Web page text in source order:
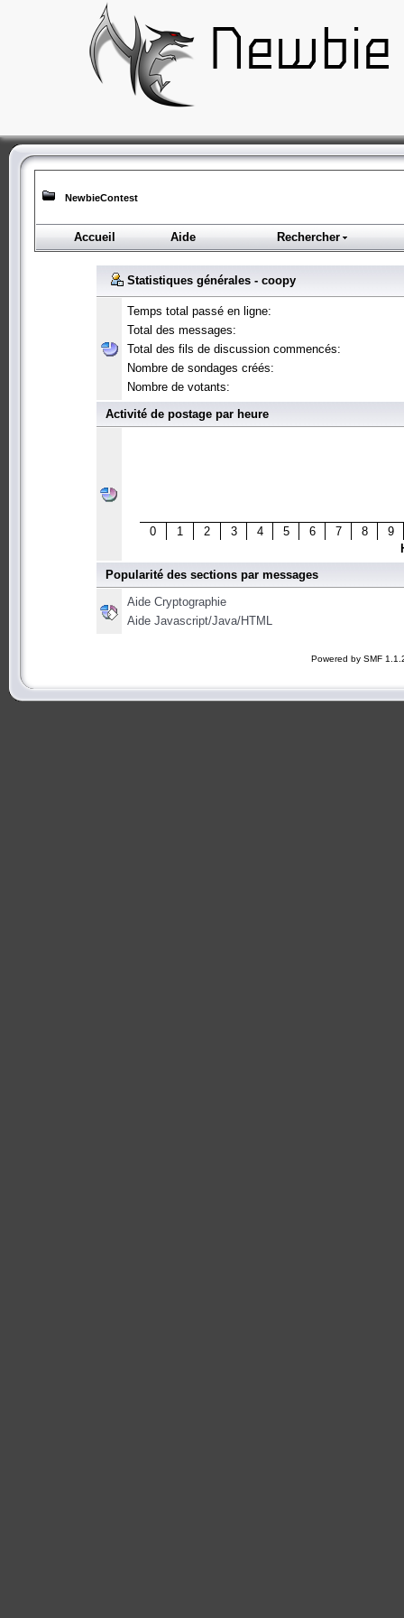
NewbieContest
Accueil Aide Rechercher
Statistiques générales - coopy
Temps total passé en ligne:
Total des messages:
Total des fils de discussion commencés:
Nombre de sondages créés:
Nombre de votants:
Activité de postage par heure
0 1 2 3 4 5 6 7 8
9
Popularité des sections par messages
Aide Cryptographie
Aide Javascript/Java/HTML
Powered by SMF